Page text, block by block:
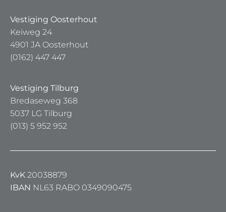
Vestiging Oosterhout
Keiweg 24
4901 JA Oosterhout
(0162) 447 447
Vestiging Tilburg
Bredaseweg 368
5037 LG Tilburg
(013) 5 952 952
KvK 20038879
IBAN NL63 RABO 0349090475